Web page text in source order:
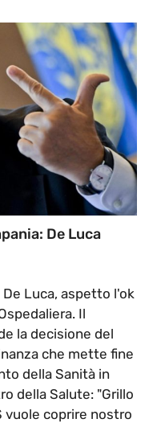
De Luca
De Luca, aspetto l'ok
Il
la decisione del
che mette fine
della Sanità in
della Salute: "Grillo
vuole coprire nostro